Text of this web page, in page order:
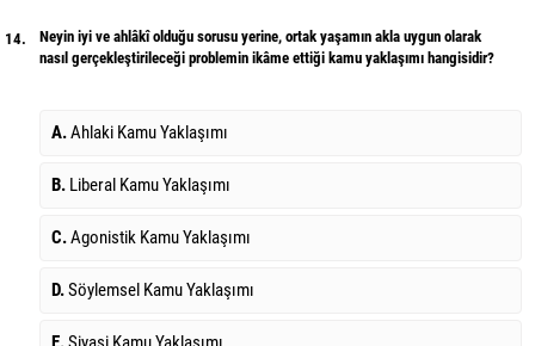
14.
Neyin iyi ve ahlâkî olduğu sorusu yerine, ortak yaşamın akla uygun olarak
nasıl gerçekleştirileceği problemin ikâme ettiği kamu yaklaşımı hangisidir?
A.Ahlaki Kamu Yaklaşımı
B. Liberal Kamu Yaklaşımı
C.Agonistik Kamu Yaklaşımı
D.Söylemsel Kamu Yaklaşımı